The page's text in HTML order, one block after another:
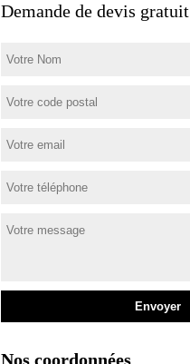
Demande de devis gratuit
Nos coordonnées